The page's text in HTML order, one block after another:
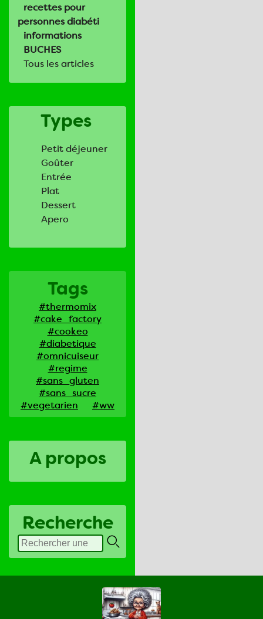
recettes pour
personnes diabéti
informations
BUCHES
Tous les articles
Types
Petit déjeuner
Goûter
Entrée
Plat
Dessert
Apero
Tags
#thermomix
#cake_factory
#cookeo
#diabetique
#omnicuiseur
#regime
#sans_gluten
#sans_sucre
#vegetarien
#ww
A propos
Recherche